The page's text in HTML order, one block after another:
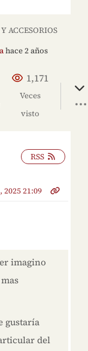
ACCESORIOS
hace 2 años
1,171
Veces
visto
RSS
2025 21:09
imagino
gustaría
del